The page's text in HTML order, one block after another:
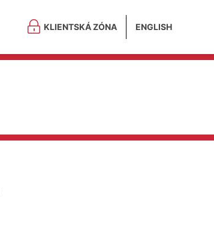
KLIENTSKÁ ZÓNA ENGLISH